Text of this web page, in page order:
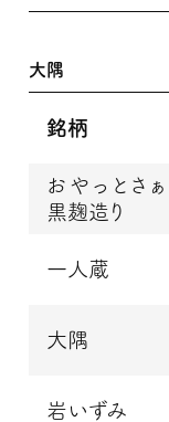
大隅
銘柄
おやっとさぁ
黒麹造り
一人蔵
大隅
岩いずみ